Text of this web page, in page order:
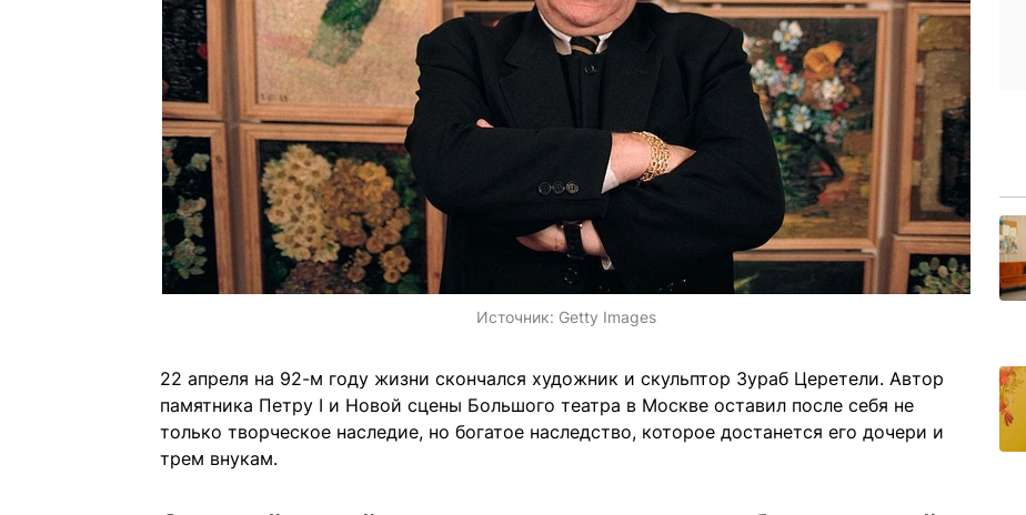
Источник: Getty Images
22 апреля на 92-м году жизни скончался художник и скульптор Зураб Церетели. Автор
памятника Петру I и Новой сцены Большого театра в Москве оставил после себя не
только творческое наследие, но богатое наследство, которое достанется его дочери и
трем внукам.